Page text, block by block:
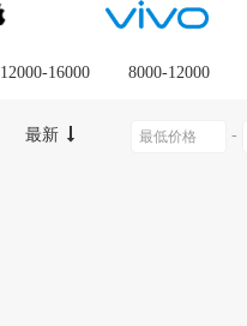
12000-16000 8000-12000
最新 -